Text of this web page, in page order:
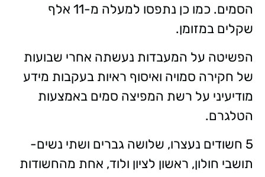
הסמים.
כמו כן נתפסו למעלה מ-11 אלף
שקלים במזומן.
הפשיטה על המעבדות נעשתה אחרי שבועות
של חקירה סמויה ואיסוף ראיות בעקבות מידע
מודיעיני על רשת המפיצה סמים באמצעות
הטלגרם.
5 חשודים נעצרו, שלושה גברים ושתי נשים-
תושבי חולון, ראשון לציון ולוד, אחת מהחשודות